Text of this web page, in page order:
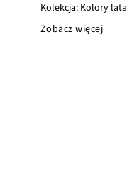
Kolekcja: Kolory lata
Zobacz więcej